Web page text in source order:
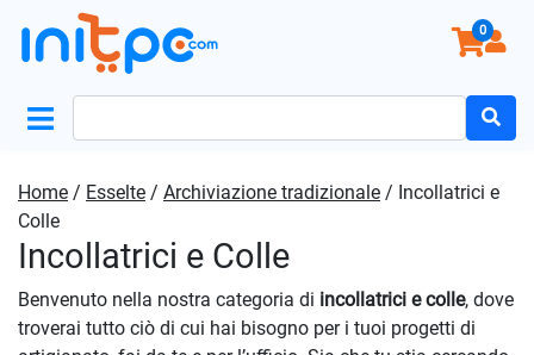
0
Home / Esselte / Archiviazione tradizionale / Incollatrici e
Colle
Incollatrici e Colle
Benvenuto nella nostra categoria di incollatrici e colle, dove
troverai tutto ciò di cui hai bisogno per i tuoi progetti di